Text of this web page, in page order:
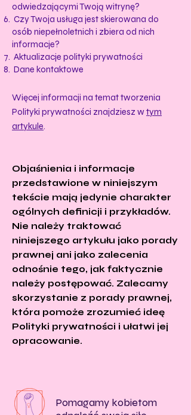
odwiedzającymi Twoją witrynę?
Czy Twoja usługa jest skierowana do
osób niepełnoletnich i zbiera od nich
informacje?
Aktualizacje polityki prywatności
Dane kontaktowe
Więcej informacji na temat tworzenia
Polityki prywatności znajdziesz wtym
artykule.
Objaśnienia i informacje
przedstawione w niniejszym
tekście mają jedynie charakter
ogólnych definicji i przykładów.
Nie należy traktować
niniejszego artykułu jako porady
prawnej ani jako zalecenia
odnośnie tego, jak faktycznie
należy postępować. Zalecamy
skorzystanie z porady prawnej,
która pomoże zrozumieć ideę
Polityki prywatności i ułatwi jej
opracowanie.
Pomagamy kobietom